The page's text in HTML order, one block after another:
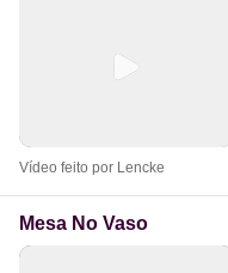
Vídeo feito por Lencke
Mesa No Vaso